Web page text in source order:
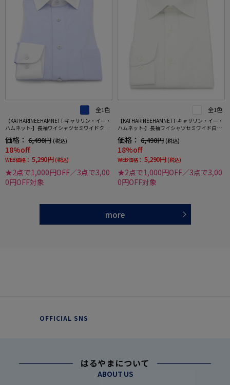
全1色
【KATHARINEEHAMNETT-キャサリン・イー・
ハムネット-】長袖ワイシャツセミワイドクレ
リック360°ストレッチ吸水速乾無地通年
価格： 6,490円 (税込)
18%off
WEB価格： 5,290円 (税込)
★2点で1,000円OFF／3点で3,00
0円OFF対象
全1色
【KATHARINEEHAMNETT-キャサリン・イー・
ハムネット-】長袖ワイシャツセミワイド白ド
ビー柄リサイクル素材使用通年
価格： 6,490円 (税込)
18%off
WEB価格： 5,290円 (税込)
★2点で1,000円OFF／3点で3,00
0円OFF対象
more
OFFICIAL SNS
はるやまについて
ABOUT US